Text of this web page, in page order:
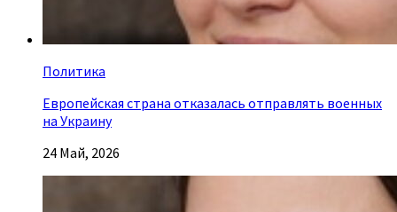
Политика
Европейская страна отказалась отправлять военных
на Украину
24 Май, 2026